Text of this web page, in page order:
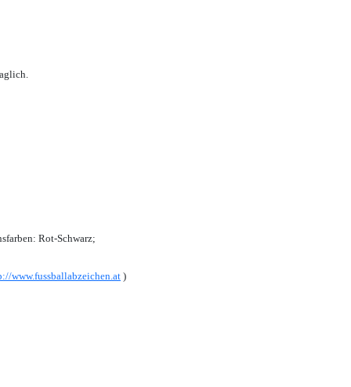
Rot-Schwarz;
www.fussballabzeichen.at )